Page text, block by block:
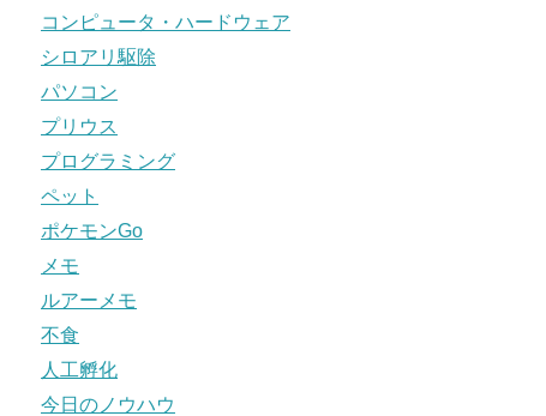
コンピュータ・ハードウェア
シロアリ駆除
パソコン
プリウス
プログラミング
ペット
ポケモンGo
メモ
ルアーメモ
不食
人工孵化
今日のノウハウ